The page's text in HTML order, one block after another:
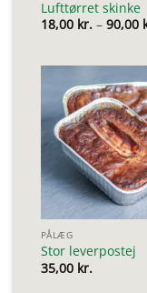
Lufttørret skinke
18,00 kr. – 90,00
PÅLÆG
Stor leverpostej
35,00 kr.